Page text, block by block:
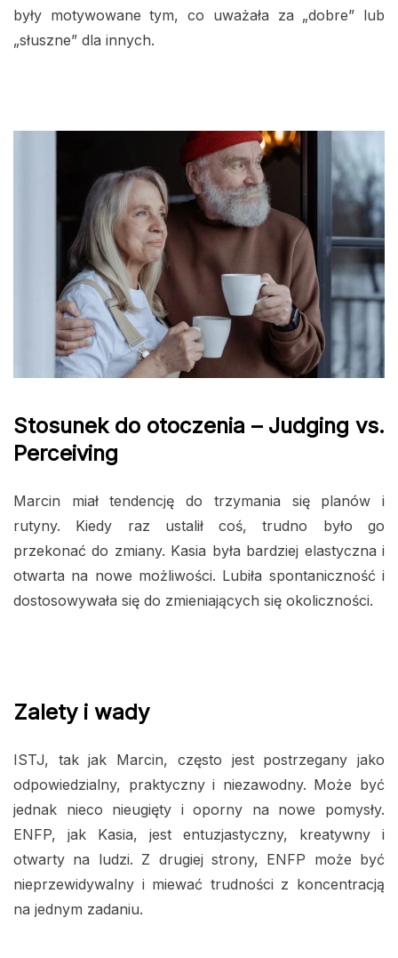
były motywowane tym, co uważała za „dobre” lub
„słuszne” dla innych.
Stosunek do otoczenia – Judging vs.
Perceiving
Marcin miał tendencję do trzymania się planów i
rutyny. Kiedy raz ustalił coś, trudno było go
przekonać do zmiany. Kasia była bardziej elastyczna i
otwarta na nowe możliwości. Lubiła spontaniczność i
dostosowywała się do zmieniających się okoliczności.
Zalety i wady
ISTJ, tak jak Marcin, często jest postrzegany jako
odpowiedzialny, praktyczny i niezawodny. Może być
jednak nieco nieugięty i oporny na nowe pomysły.
ENFP, jak Kasia, jest entuzjastyczny, kreatywny i
otwarty na ludzi. Z drugiej strony, ENFP może być
nieprzewidywalny i miewać trudności z koncentracją
na jednym zadaniu.